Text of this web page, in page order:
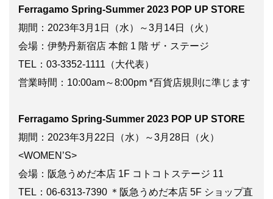
Ferragamo Spring-Summer 2023 POP UP STORE
期間：2023年3月1日（水）～3月14日（火）
会場：伊勢丹新宿店 本館 1 階 ザ・ステージ
TEL：03-3352-1111（大代表）
営業時間：10:00am～8:00pm *百貨店規則に準じます
Ferragamo Spring-Summer 2023 POP UP STORE
期間：2023年3月22日（水）～3月28日（火）
<WOMEN’S>
会場：阪急うめだ本店 1F コトコトステージ 11
TEL：06-6313-7390 ＊阪急うめだ本店 5F ショップ直